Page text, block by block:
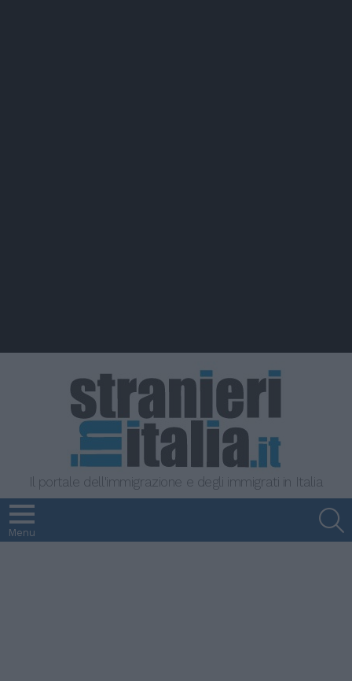
Il portale dell'immigrazione e degli immigrati in Italia
Menu